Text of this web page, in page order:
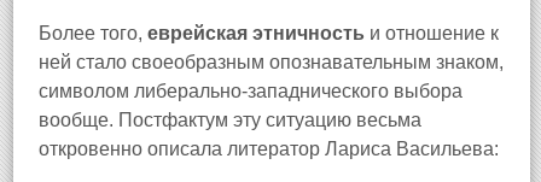
Более того, еврейская этничность и отношение к
ней стало своеобразным опознавательным знаком,
символом либерально-западнического выбора
вообще. Постфактум эту ситуацию весьма
откровенно описала литератор Лариса Васильева: